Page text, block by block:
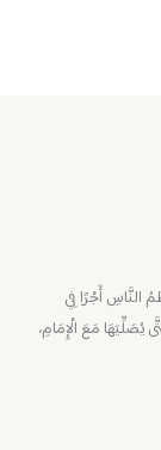
النَّاسِ أَجْرًا فِي
مَعَ الْإِمَامِ،